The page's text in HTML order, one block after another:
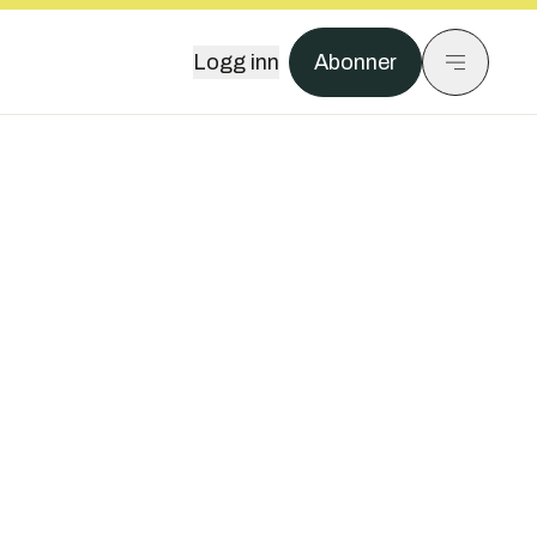
Logg inn Abonner